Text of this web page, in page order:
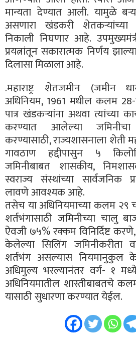
मान्यता देण्यात आली. यामुळे
असणारा खंडकरी शेतकऱ्यांच्या
निकाली निघणार आहे.
प्रयत्नांतून सकारात्मक निर्णय
दिलासा मिळाला आहे.
.महाराष्ट्र शेतजमीन (जमीन
अधिनियम, 1961 मधील कलम
पात्र खंडकऱ्यांना अथवा त्यांच्या
करण्यात आलेल्या जमिनीचा
करण्यासाठी, राज्यशासनाला शेती
गावठाण हद्दीपासुन ५
जमिनीबाबत शासकीय,
स्वराज्य संस्थांच्या सार्वजनिक
लावणे आवश्यक आहे.
तसेच या अधिनियमाच्या कलम २९
शर्तभंगासाठी जमिनीच्या चालु
ऐवजी ७५% रक्कम विनिर्दिष्ट
केलेल्या सिलिंग जमिनीकरीता
शर्तभंग असल्यास नियमानुकुल
अधिमुल्य भरल्यानंतर वर्ग- १
अधिनियमातील शास्तीबाबतचे
यासाठी सुधारणा करण्यात येईल.